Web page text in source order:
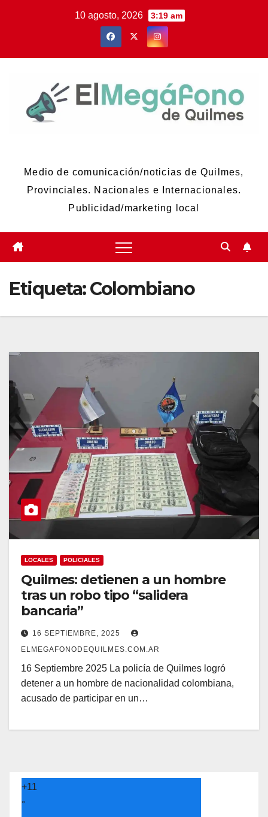
10 agosto, 2026 3:19 am
Medio de comunicación/noticias de Quilmes,
Provinciales. Nacionales e Internacionales.
Publicidad/marketing local
Etiqueta:Colombiano
LOCALES POLICIALES
Quilmes: detienen a un hombre
tras un robo tipo “salidera
bancaria”
16 SEPTIEMBRE, 2025
ELMEGAFONODEQUILMES.COM.AR
16 Septiembre 2025 La policía de Quilmes logró
detener a un hombre de nacionalidad colombiana,
acusado de participar en un…
+11
°